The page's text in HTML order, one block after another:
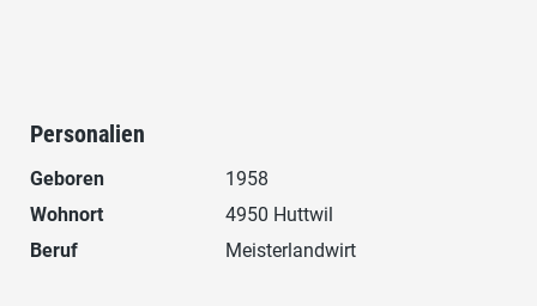
Personalien
Geboren
1958
Wohnort
4950 Huttwil
Beruf
Meisterlandwirt